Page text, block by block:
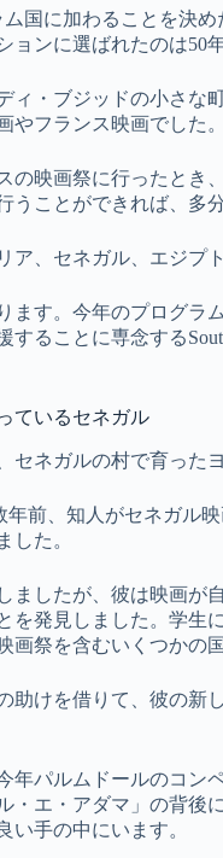
国に加わることを決
ョンに選ばれたのは50
ィ・ブジッドの小さな
やフランス映画でした
の映画祭に行ったとき
うことができれば、多
ア、セネガル、エジプ
ます。今年のプログラ
ることに専念する
ているセネガル
セネガルの村で育った
前、知人がセネガル映
した。
ましたが、彼は映画が
を発見しました。学生
画祭を含むいくつかの
助けを借りて、彼の新
年パルムドールのコン
・エ・アダマ」の背後
い手の中にいます。